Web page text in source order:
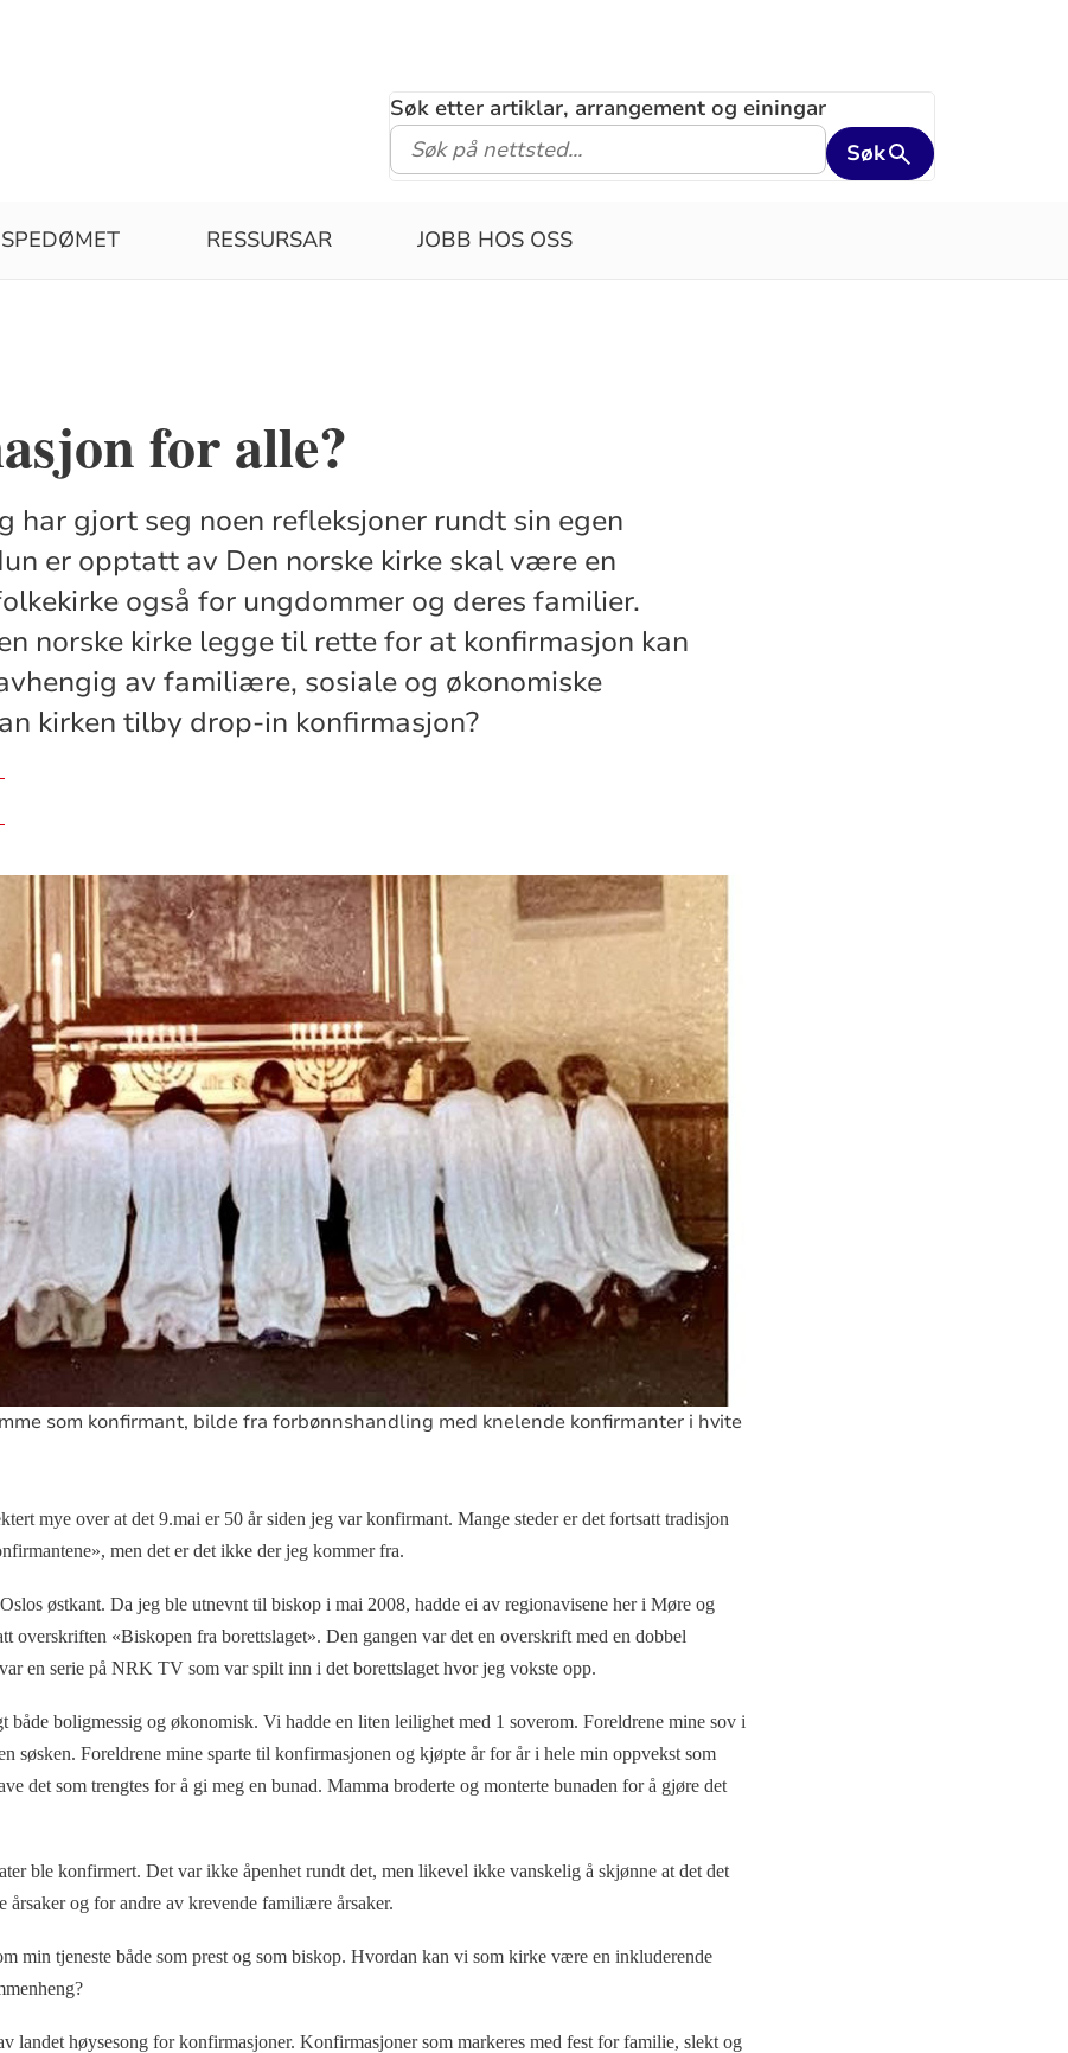
Søk etter artiklar, arrangement og einingar
Søk
RESSURSAR JOBB HOS OSS
for alle?
har gjort seg noen refleksjoner rundt sin egen
er opptatt av Den norske kirke skal være en
også for ungdommer og deres familier.
norske kirke legge til rette for at konfirmasjon kan
av familiære, sosiale og økonomiske
kirken tilby drop-in konfirmasjon?
som konfirmant, bilde fra forbønnshandling med knelende konfirmanter i hvite
mye over at det 9.mai er 50 år siden jeg var konfirmant. Mange steder er det fortsatt tradisjon
men det er det ikke der jeg kommer fra.
østkant. Da jeg ble utnevnt til biskop i mai 2008, hadde ei av regionavisene her i Møre og
overskriften «Biskopen fra borettslaget». Den gangen var det en overskrift med en dobbel
en serie på NRK TV som var spilt inn i det borettslaget hvor jeg vokste opp.
både boligmessig og økonomisk. Vi hadde en liten leilighet med 1 soverom. Foreldrene mine sov i
søsken. Foreldrene mine sparte til konfirmasjonen og kjøpte år for år i hele min oppvekst som
det som trengtes for å gi meg en bunad. Mamma broderte og monterte bunaden for å gjøre det
ble konfirmert. Det var ikke åpenhet rundt det, men likevel ikke vanskelig å skjønne at det det
årsaker og for andre av krevende familiære årsaker.
min tjeneste både som prest og som biskop. Hvordan kan vi som kirke være en inkluderende
landet høysesong for konfirmasjoner. Konfirmasjoner som markeres med fest for familie, slekt og